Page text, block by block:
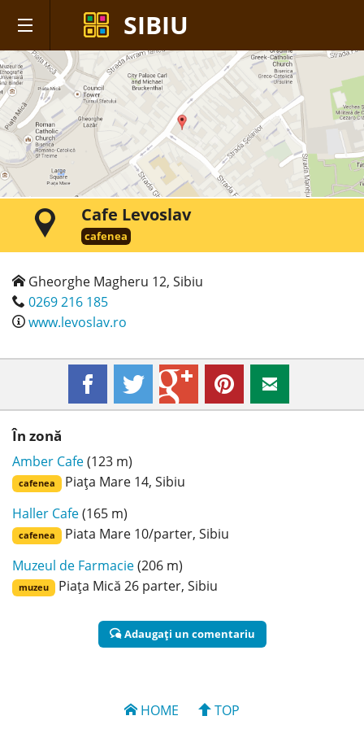
SIBIU
Cafe Levoslav
cafenea
Gheorghe Magheru 12, Sibiu
0269 216 185
www.levoslav.ro
În zonă
Amber Cafe(123 m)
cafenea
Piața Mare 14, Sibiu
Haller Cafe(165 m)
cafenea
Piata Mare 10/parter, Sibiu
Muzeul de Farmacie(206 m)
muzeu Piața Mică 26 parter, Sibiu
Adaugaţi un comentariu
HOME TOP